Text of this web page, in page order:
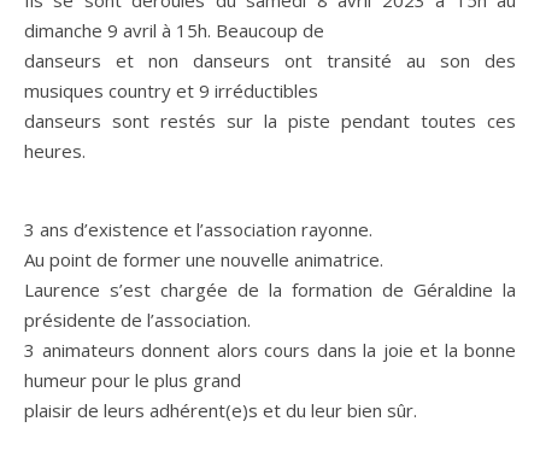
dimanche 9 avril à 15h. Beaucoup de
danseurs et non danseurs ont transité au son des
musiques country et 9 irréductibles
danseurs sont restés sur la piste pendant toutes ces
heures.
3 ans d’existence et l’association rayonne.
Au point de former une nouvelle animatrice.
Laurence s’est chargée de la formation de Géraldine la
présidente de l’association.
3 animateurs donnent alors cours dans la joie et la bonne
humeur pour le plus grand
plaisir de leurs adhérent(e)s et du leur bien sûr.